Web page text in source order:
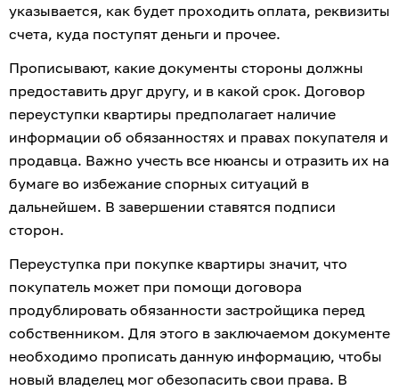
указывается, как будет проходить оплата, реквизиты
счета, куда поступят деньги и прочее.
Прописывают, какие документы стороны должны
предоставить друг другу, и в какой срок. Договор
переуступки квартиры предполагает наличие
информации об обязанностях и правах покупателя и
продавца. Важно учесть все нюансы и отразить их на
бумаге во избежание спорных ситуаций в
дальнейшем. В завершении ставятся подписи
сторон.
Переуступка при покупке квартиры значит, что
покупатель может при помощи договора
продублировать обязанности застройщика перед
собственником. Для этого в заключаемом документе
необходимо прописать данную информацию, чтобы
новый владелец мог обезопасить свои права. В